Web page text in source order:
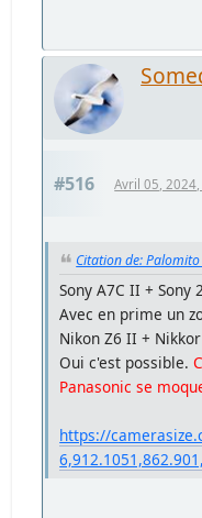
#516 Avril 05,
Citation de:
Sony A7C II +
Avec en prime un
Nikon Z6 II +
Oui c'est possible.
Panasonic se
https://